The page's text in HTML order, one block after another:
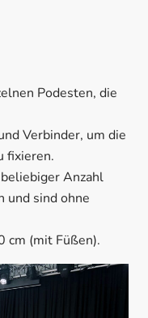
Podesten, die
Verbinder, um die
fixieren.
Anzahl
und sind ohne
cm (mit Füßen).